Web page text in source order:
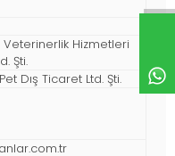
Veterinerlik Hizmetleri
Şti.
Dış Ticaret Ltd. Şti.